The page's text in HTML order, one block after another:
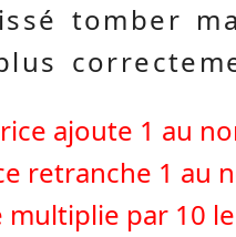
tomber
ajoute 1 au
retranche 1 au
par 10